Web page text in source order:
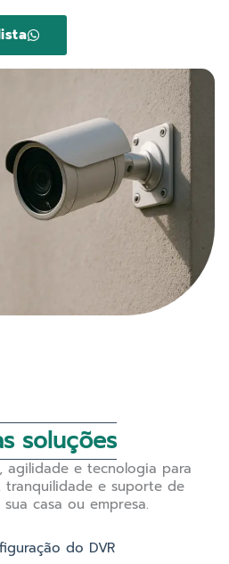
soluções
agilidade e tecnologia para
e suporte de
casa ou empresa.
do DVR